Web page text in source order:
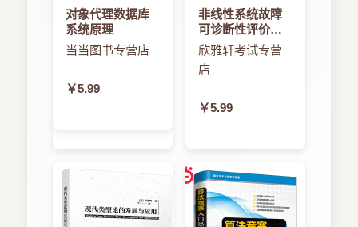
对象代理数据库
系统原理
当当图书专营店
￥5.99
非线性系统故障
可诊断性评价与
诊断方法
欣雅轩考试专营
店
￥5.99